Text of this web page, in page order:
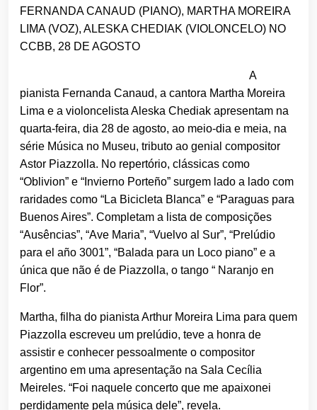
FERNANDA CANAUD (PIANO), MARTHA MOREIRA
LIMA (VOZ), ALESKA CHEDIAK (VIOLONCELO) NO
CCBB, 28 DE AGOSTO
A
pianista Fernanda Canaud, a cantora Martha Moreira
Lima e a violoncelista Aleska Chediak apresentam na
quarta-feira, dia 28 de agosto, ao meio-dia e meia, na
série Música no Museu, tributo ao genial compositor
Astor Piazzolla. No repertório, clássicas como
“Oblivion” e “Invierno Porteño” surgem lado a lado com
raridades como “La Bicicleta Blanca” e “Paraguas para
Buenos Aires”. Completam a lista de composições
“Ausências”, “Ave Maria”, “Vuelvo al Sur”, “Prelúdio
para el año 3001”, “Balada para un Loco piano” e a
única que não é de Piazzolla, o tango “ Naranjo en
Flor”.
Martha, filha do pianista Arthur Moreira Lima para quem
Piazzolla escreveu um prelúdio, teve a honra de
assistir e conhecer pessoalmente o compositor
argentino em uma apresentação na Sala Cecília
Meireles. “Foi naquele concerto que me apaixonei
perdidamente pela música dele”, revela.